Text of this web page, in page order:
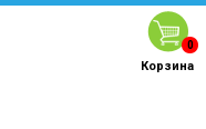
0
Корзина